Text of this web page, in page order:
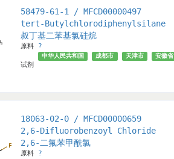
山东省 √
58479-61-1 / MFCD00000497
tert-Butylchlorodiphenylsilane
叔丁基二苯基氯硅烷
原料 ?
试剂
中华人民共和国 成都市 天津市 安徽省
18063-02-0 / MFCD00000659
2,6-Difluorobenzoyl Chloride
2,6-二氟苯甲酰氯
原料 ?